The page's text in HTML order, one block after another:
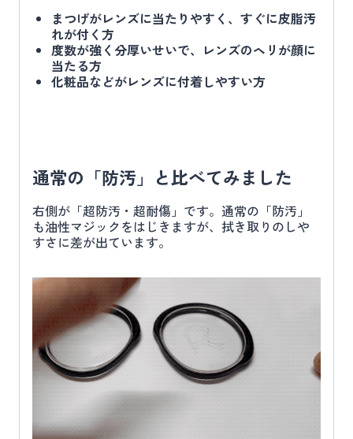
まつげがレンズに当たりやすく、すぐに皮脂汚
れが付く方
度数が強く分厚いせいで、レンズのヘリが顔に
当たる方
化粧品などがレンズに付着しやすい方
通常の「防汚」と比べてみました
右側が「超防汚・超耐傷」です。通常の「防汚」
も油性マジックをはじきますが、拭き取りのしや
すさに差が出ています。